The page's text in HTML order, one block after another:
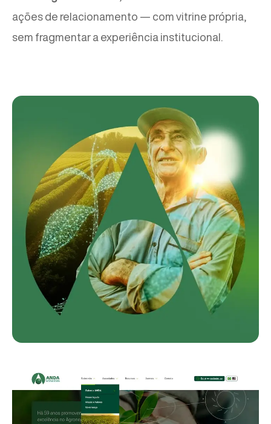
ações de relacionamento — com vitrine própria,
sem fragmentar a experiência institucional.